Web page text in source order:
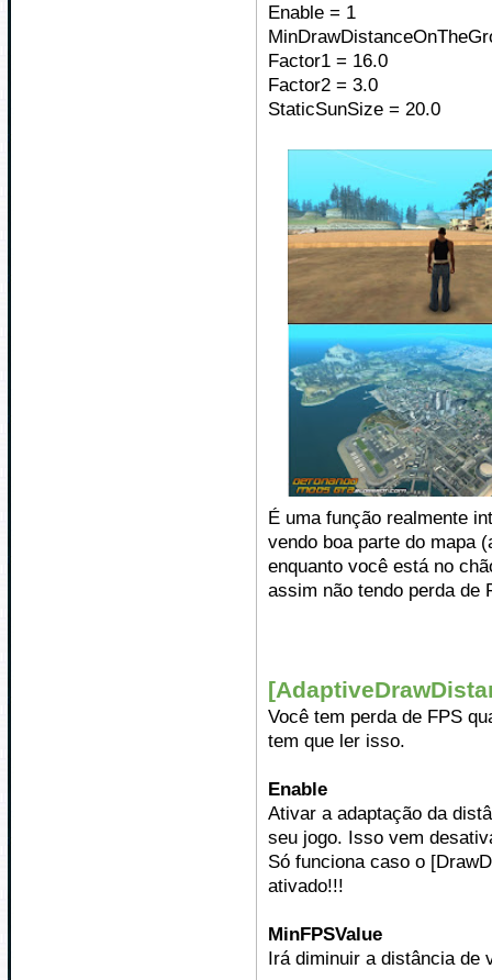
Enable = 1
Factor1 = 16.0
Factor2 = 3.0
StaticSunSize = 20.0
É uma função realmente
vendo boa parte do mapa
enquanto você está no
assim não tendo perda de
Você tem perda de FPS
tem que ler isso.
Enable
Ativar a adaptação da
seu jogo. Isso vem
Só funciona caso o
ativado!!!
MinFPSValue
Irá diminuir a distância de